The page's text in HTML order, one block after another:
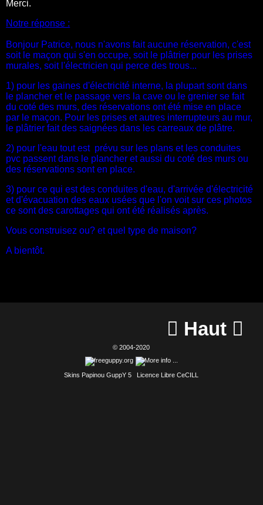
Merci.
Notre réponse :
Bonjour Patrice, nous n'avons fait aucune réservation, c'est
soit le maçon qui s'en occupe, soit le plâtrier pour les prises
murales, soit l'électricien qui perce des trous...
1) pour les gaines d'électricité interne, la plupart sont dans
le plancher et le passage vers la cave ou le grenier se fait
du coté des murs, des réservations ont été mise en place
par le maçon. Pour les prises et autres interrupteurs au mur,
le plâtrier fait des saignées dans les carreaux de plâtre.
2) pour l'eau tout est prévu sur les plans et les conduites
pvc passent dans le plancher et aussi du coté des murs ou
des réservations sont en place.
3) pour ce qui est des conduites d'eau, d'arrivée d'électricité
et d'évacuation des eaux usées que l'on voit sur ces photos
ce sont des carottages qui ont été réalisés après.
Vous construisez ou? et quel type de maison?
A bientôt.
 Haut 
© 2004-2020
Skins Papinou GuppY 5 Licence Libre CeCILL